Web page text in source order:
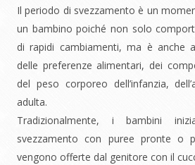
Il periodo di svezzamento è un
un bambino poiché non solo
di rapidi cambiamenti, ma è anche
delle preferenze alimentari, dei
del peso corporeo dell’infanzia,
adulta.
Tradizionalmente, i bambini
svezzamento con puree pronte o
vengono offerte dal genitore con il